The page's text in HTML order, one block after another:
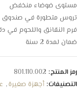
مستوى ضوضاء منخفض
تروس متطورة في صندوق
فرم النقانق واللحوم في
ضمان لمدة 2 سنة
رمز المنتج: 801.110.002
التصنيفات: أجهزة صغيرة,